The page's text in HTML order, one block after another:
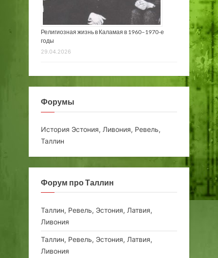
Религиозная жизнь в Каламая в 1960–1970-е
годы
29.04.2026
Форумы
История Эстония, Ливония, Ревель,
Таллин
Форум про Таллин
Таллин, Ревель, Эстония, Латвия,
Ливония
Таллин, Ревель, Эстония, Латвия,
Ливония